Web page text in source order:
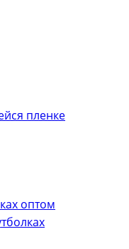
пленке
оптом